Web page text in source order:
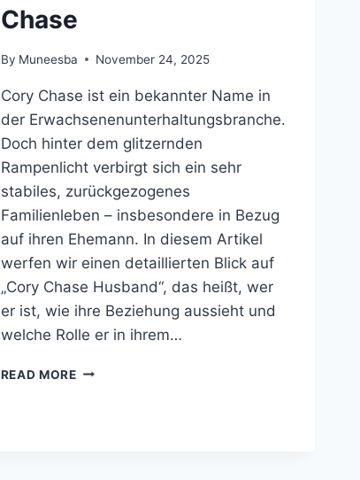
Chase
By Muneesba November 24, 2025
Cory Chase ist ein bekannter Name in
der Erwachsenenunterhaltungsbranche.
Doch hinter dem glitzernden
Rampenlicht verbirgt sich ein sehr
stabiles, zurückgezogenes
Familienleben – insbesondere in Bezug
auf ihren Ehemann. In diesem Artikel
werfen wir einen detaillierten Blick auf
„Cory Chase Husband“, das heißt, wer
er ist, wie ihre Beziehung aussieht und
welche Rolle er in ihrem…
READ MORECORY